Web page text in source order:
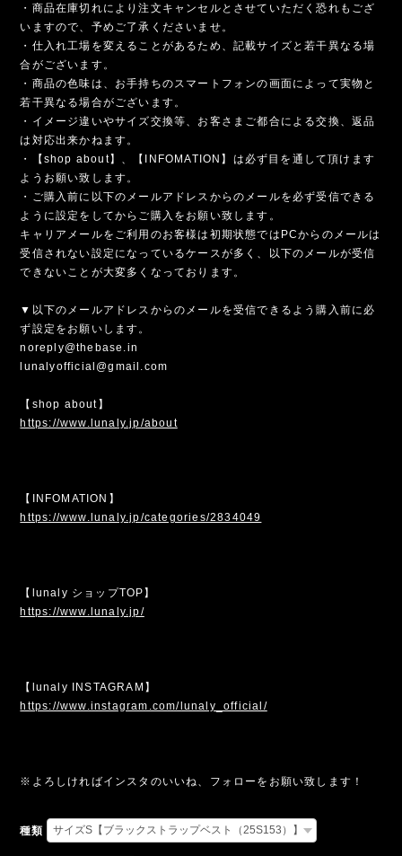
・商品在庫切れにより注文キャンセルとさせていただく恐れもござ
いますので、予めご了承くださいませ。
・仕入れ工場を変えることがあるため、記載サイズと若干異なる場
合がございます。
・商品の色味は、お手持ちのスマートフォンの画面によって実物と
若干異なる場合がございます。
・イメージ違いやサイズ交換等、お客さまご都合による交換、返品
は対応出来かねます。
・【shop about】、【INFOMATION】は必ず目を通して頂けます
ようお願い致します。
・ご購入前に以下のメールアドレスからのメールを必ず受信できる
ように設定をしてからご購入をお願い致します。
キャリアメールをご利用のお客様は初期状態ではPCからのメールは
受信されない設定になっているケースが多く、以下のメールが受信
できないことが大変多くなっております。
▼以下のメールアドレスからのメールを受信できるよう購入前に必
ず設定をお願いします。
noreply@thebase.in
lunalyofficial@gmail.com
【shop about】
https://www.lunaly.jp/about
【INFOMATION】
https://www.lunaly.jp/categories/2834049
【lunaly ショップTOP】
https://www.lunaly.jp/
【lunaly INSTAGRAM】
https://www.instagram.com/lunaly_official/
※よろしければインスタのいいね、フォローをお願い致します！
種類